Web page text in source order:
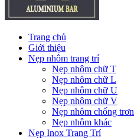
Trang chủ
Giới thiệu
Nẹp nhôm trang trí
Nẹp nhôm chữ T
Nẹp nhôm chữ L
Nẹp nhôm chữ U
Nẹp nhôm chữ V
Nẹp nhôm chống trơn
Nẹp nhôm khác
Nẹp Inox Trang Trí